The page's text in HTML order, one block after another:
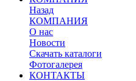
Назад
КОМПАНИЯ
О нас
Новости
Скачать каталоги
Фотогалерея
КОНТАКТЫ